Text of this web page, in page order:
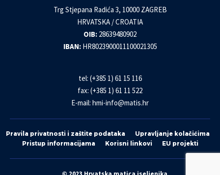
Trg Stjepana Radića 3, 10000 ZAGREB
HRVATSKA / CROATIA
OIB: 28639480902
IBAN: HR8023900011100021305
tel: (+385 1) 61 15 116
fax: (+385 1) 61 11 522
E-mail: hmi-info@matis.hr
Pravila privatnosti i zaštite podataka
Upravljanje kolačićima
Pristup informacijama
Korisni linkovi EU projekti